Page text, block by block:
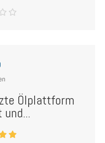
Ölplattform